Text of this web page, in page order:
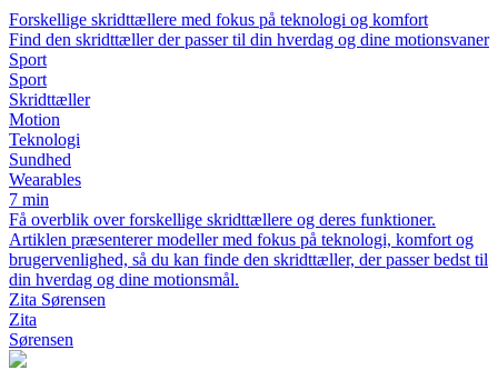
Forskellige skridttællere med fokus på teknologi og komfort
Find den skridttæller der passer til din hverdag og dine motionsvaner
Sport
Sport
Skridttæller
Motion
Teknologi
Sundhed
Wearables
7 min
Få overblik over forskellige skridttællere og deres funktioner.
Artiklen præsenterer modeller med fokus på teknologi, komfort og
brugervenlighed, så du kan finde den skridttæller, der passer bedst til
din hverdag og dine motionsmål.
Zita Sørensen
Zita
Sørensen